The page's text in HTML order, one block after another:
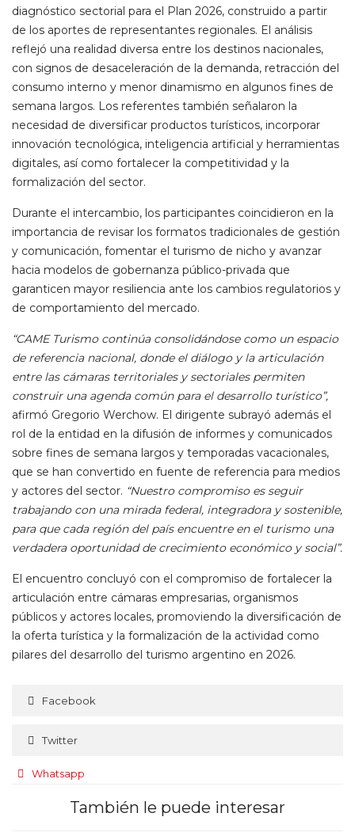
diagnóstico sectorial para el Plan 2026, construido a partir
de los aportes de representantes regionales. El análisis
reflejó una realidad diversa entre los destinos nacionales,
con signos de desaceleración de la demanda, retracción del
consumo interno y menor dinamismo en algunos fines de
semana largos. Los referentes también señalaron la
necesidad de diversificar productos turísticos, incorporar
innovación tecnológica, inteligencia artificial y herramientas
digitales, así como fortalecer la competitividad y la
formalización del sector.
Durante el intercambio, los participantes coincidieron en la
importancia de revisar los formatos tradicionales de gestión
y comunicación, fomentar el turismo de nicho y avanzar
hacia modelos de gobernanza público-privada que
garanticen mayor resiliencia ante los cambios regulatorios y
de comportamiento del mercado.
“CAME Turismo continúa consolidándose como un espacio
de referencia nacional, donde el diálogo y la articulación
entre las cámaras territoriales y sectoriales permiten
construir una agenda común para el desarrollo turístico”,
afirmó Gregorio Werchow. El dirigente subrayó además el
rol de la entidad en la difusión de informes y comunicados
sobre fines de semana largos y temporadas vacacionales,
que se han convertido en fuente de referencia para medios
y actores del sector. “Nuestro compromiso es seguir
trabajando con una mirada federal, integradora y sostenible,
para que cada región del país encuentre en el turismo una
verdadera oportunidad de crecimiento económico y social”.
El encuentro concluyó con el compromiso de fortalecer la
articulación entre cámaras empresarias, organismos
públicos y actores locales, promoviendo la diversificación de
la oferta turística y la formalización de la actividad como
pilares del desarrollo del turismo argentino en 2026.
Facebook
Twitter
Whatsapp
También le puede interesar